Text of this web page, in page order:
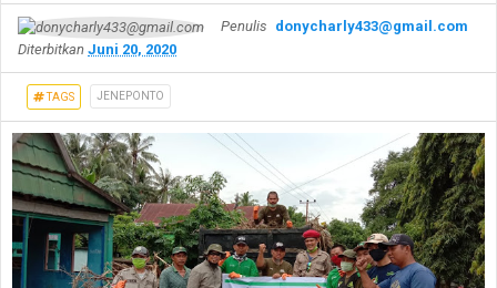
Penulis donycharly433@gmail.com
Diterbitkan Juni 20, 2020
TAGS JENEPONTO